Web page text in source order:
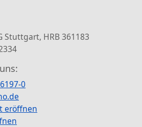
Stuttgart, HRB 361183
0
eröffnen